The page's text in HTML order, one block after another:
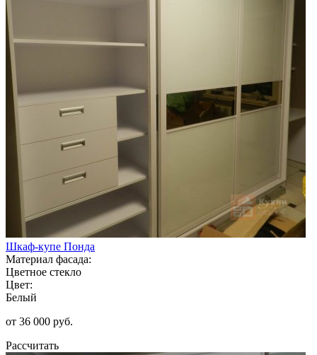
Шкаф-купе Понда
Материал фасада:
Цветное стекло
Цвет:
Белый
от 36 000 руб.
Рассчитать